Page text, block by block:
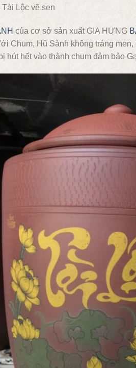
Tài Lộc vẽ sen
của cơ sở sản xuất GIA HƯNG
Chum, Hũ Sành không tráng
hút hết vào thành chum đảm bảo